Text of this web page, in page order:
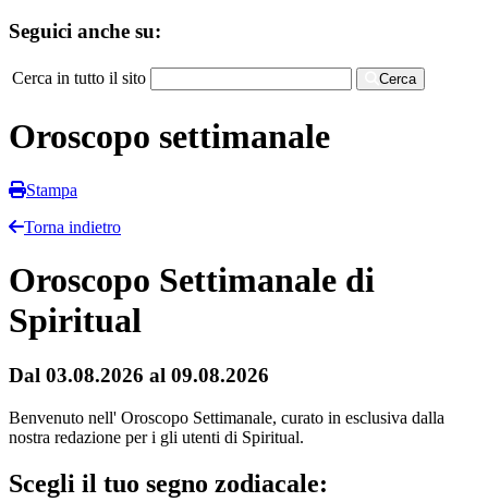
Seguici anche su:
Cerca in tutto il sito Cerca
Oroscopo settimanale
Stampa
Torna indietro
Oroscopo Settimanale di
Spiritual
Dal 03.08.2026 al 09.08.2026
Benvenuto nell' Oroscopo Settimanale, curato in esclusiva dalla
nostra redazione per i gli utenti di Spiritual.
Scegli il tuo segno zodiacale: